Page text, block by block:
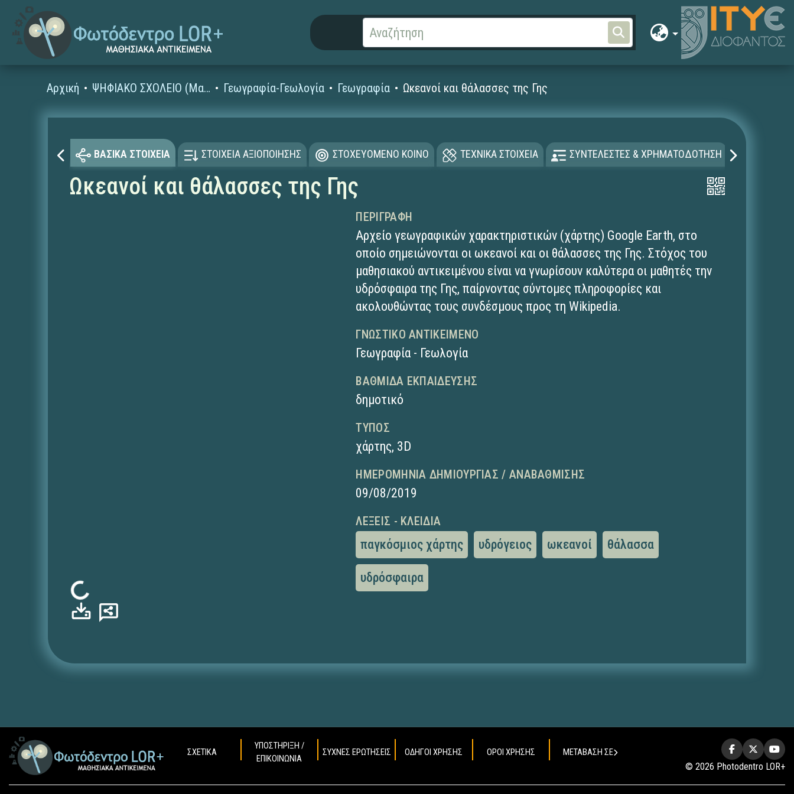
Αρχική ΨΗΦΙΑΚΟ ΣΧΟΛΕΙΟ (Μαθησιακά Αντικείμενα) Γεωγραφία-Γεωλογία Γεωγραφία Ωκεανοί και θάλασσες της Γης
ΒΑΣΙΚΑ ΣΤΟΙΧΕΙΑ ΣΤΟΙΧΕΙΑ ΑΞΙΟΠΟΙΗΣΗΣ ΣΤΟΧΕΥΟΜΕΝΟ ΚΟΙΝΟ ΤΕΧΝΙΚΑ ΣΤΟΙΧΕΙΑ ΣΥΝΤΕΛΕΣΤΕΣ & ΧΡΗΜΑΤΟΔΟΤΗΣΗ
Ωκεανοί και θάλασσες της Γης
Φόρτωση...
ΠΕΡΙΓΡΑΦΉ
Αρχείο γεωγραφικών χαρακτηριστικών (χάρτης) Google Earth, στο
οποίο σημειώνονται οι ωκεανοί και οι θάλασσες της Γης. Στόχος του
μαθησιακού αντικειμένου είναι να γνωρίσουν καλύτερα οι μαθητές την
υδρόσφαιρα της Γης, παίρνοντας σύντομες πληροφορίες και
ακολουθώντας τους συνδέσμους προς τη Wikipedia.
ΓΝΩΣΤΙΚΌ ΑΝΤΙΚΕΊΜΕΝΟ
Γεωγραφία - Γεωλογία
ΒΑΘΜΊΔΑ ΕΚΠΑΊΔΕΥΣΗΣ
δημοτικό
ΤΎΠΟΣ
χάρτης, 3D
ΗΜΕΡΟΜΗΝΊΑ ΔΗΜΙΟΥΡΓΊΑΣ / ΑΝΑΒΆΘΜΙΣΗΣ
09/08/2019
ΛΈΞΕΙΣ - ΚΛΕΙΔΙΆ
παγκόσμιος χάρτης υδρόγειος ωκεανοί θάλασσα
υδρόσφαιρα
ΣΧΕΤΙΚΑ
ΥΠΟΣΤΗΡΙΞΗ /
ΕΠΙΚΟΙΝΩΝΙΑ
ΣΥΧΝΕΣ ΕΡΩΤΗΣΕΙΣ ΟΔΗΓΟΙ ΧΡΗΣΗΣ ΟΡΟΙ ΧΡΗΣΗΣ ΜΕΤΑΒΑΣΗ ΣΕ
© 2026 Photodentro LOR+